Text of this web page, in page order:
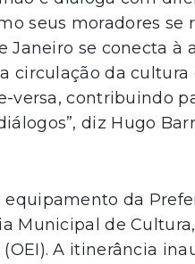
seus moradores se
Janeiro se conecta à
circulação da cultura
versa, contribuindo
diz Hugo
da
Municipal de
A itinerância